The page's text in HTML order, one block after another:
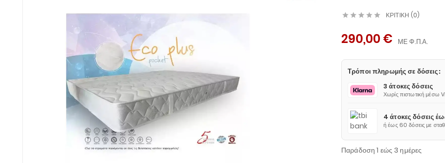
     ΚΡΙΤΙΚΉ (0)
290,00 € ΜΕ Φ.Π.Α.
Τρόποι πληρωμής σε δόσεις:
3 άτοκες δόσεις
Χωρίς πιστωτική μέσω
4 άτοκες δόσεις
ή έως 60 δόσεις με
Παράδοση 1 εώς 3 ημέρες